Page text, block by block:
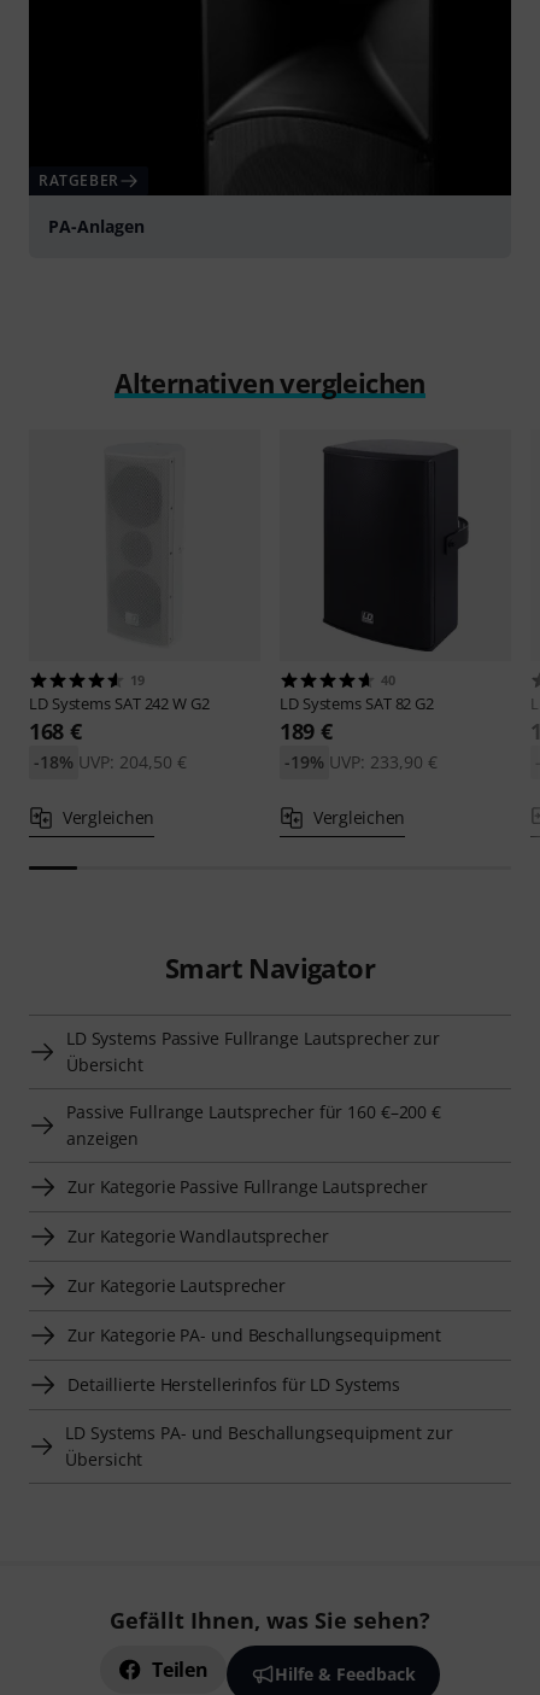
RATGEBER
PA-Anlagen
Alternativen vergleichen
19
LD Systems SAT 242 W G2
168 €
UVP: 204,50 €
-18%
Vergleichen
40
LD Systems SAT 82 G2
189 €
UVP: 233,90 €
-19%
Vergleichen
Smart Navigator
LD Systems Passive Fullrange Lautsprecher zur
Übersicht
Passive Fullrange Lautsprecher für 160 €–200 €
anzeigen
Zur Kategorie Passive Fullrange Lautsprecher
Zur Kategorie Wandlautsprecher
Zur Kategorie Lautsprecher
Zur Kategorie PA- und Beschallungsequipment
Detaillierte Herstellerinfos für LD Systems
LD Systems PA- und Beschallungsequipment zur
Übersicht
Gefällt Ihnen, was Sie sehen?
Teilen Hilfe & Feedback